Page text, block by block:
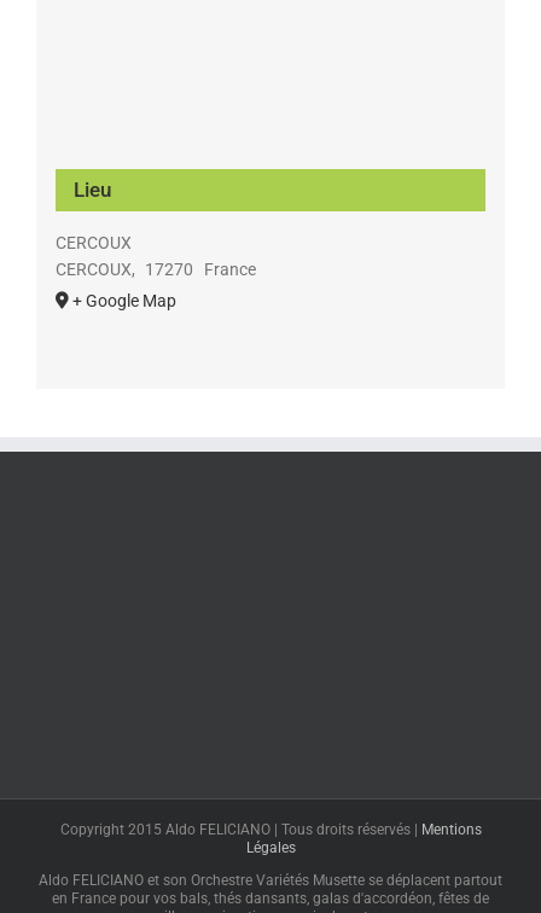
Lieu
CERCOUX
CERCOUX, 17270
France
+ Google Map
Copyright 2015 Aldo FELICIANO | Tous droits réservés |
Mentions
Légales
Aldo FELICIANO et son Orchestre Variétés Musette se déplacent partout
en France pour vos bals, thés dansants, galas d'accordéon, fêtes de